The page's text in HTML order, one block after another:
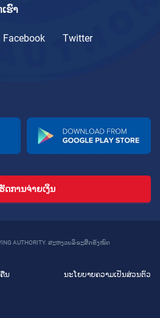
ຮົາ
Facebook
Twitter
ດການຈ່າຍເງິນ
AUTHORITY. ສະຫງວນລິຂະສິດທັງໝົດ
ນ ນະໂຍບາຍຄວາມເປັນສ່ວນຕົວ